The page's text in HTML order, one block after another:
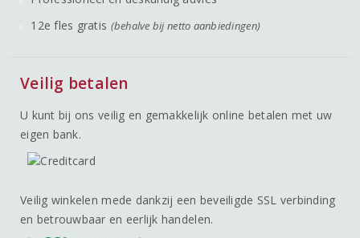
12e fles gratis (behalve bij netto aanbiedingen)
Veilig betalen
U kunt bij ons veilig en gemakkelijk online betalen met uw
eigen bank.
Veilig winkelen mede dankzij een beveiligde SSL verbinding
en betrouwbaar en eerlijk handelen.